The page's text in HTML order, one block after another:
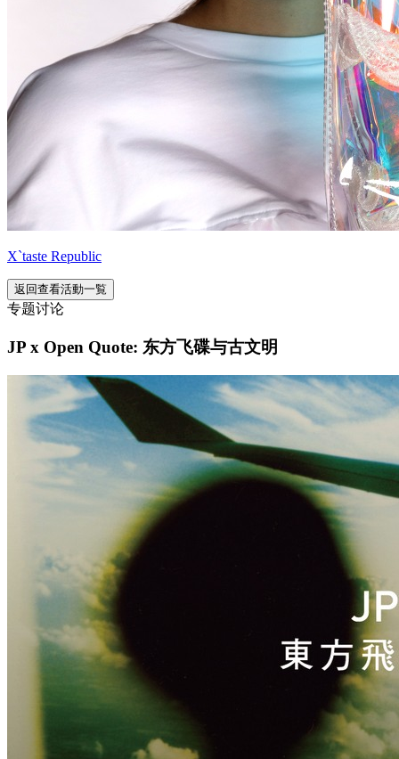
X`taste Republic
返回查看活動一覧
专题讨论
JP x Open Quote: 东方飞碟与古文明